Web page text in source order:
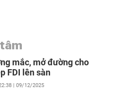
mắc, mở đường cho
FDI lên sàn
| 09/12/2025